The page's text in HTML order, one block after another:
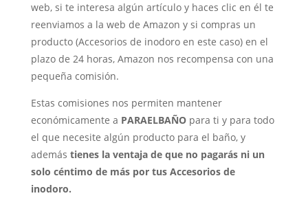
web, si te interesa algún artículo y haces clic en él te
reenviamos a la web de Amazon y si compras un
producto (Accesorios de inodoro en este caso) en el
plazo de 24 horas, Amazon nos recompensa con una
pequeña comisión.
Estas comisiones nos permiten mantener
económicamente a PARAELBAÑOpara ti y para todo
el que necesite algún producto para el baño, y
además tienes la ventaja de que no pagarás ni un
solo céntimo de más por tus Accesorios de
inodoro.